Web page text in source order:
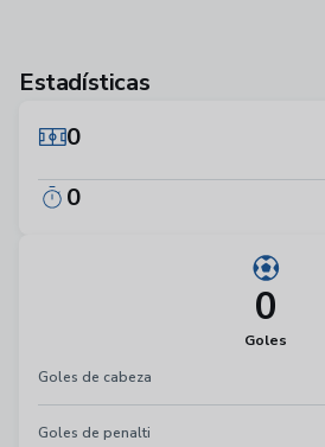
Estadísticas
0
0
0
Goles
Goles de cabeza
Goles de penalti